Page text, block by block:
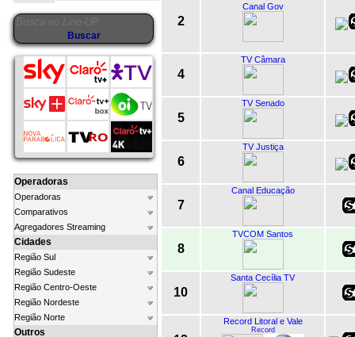
Operadoras
Operadoras
Comparativos
Agregadores Streaming
Cidades
Região Sul
Região Sudeste
Região Centro-Oeste
Região Nordeste
Região Norte
Outros
2
Canal Gov
4
TV Câmara
5
TV Senado
6
TV Justiça
7
Canal Educação
8
TVCOM Santos
10
Santa Cecília TV
Record Litoral e Vale
Record